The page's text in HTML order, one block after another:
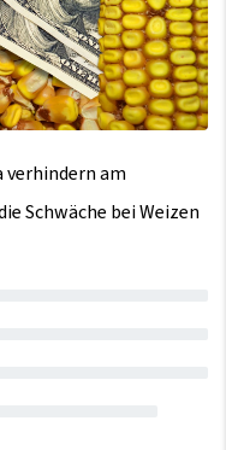
verhindern am
Schwäche bei Weizen